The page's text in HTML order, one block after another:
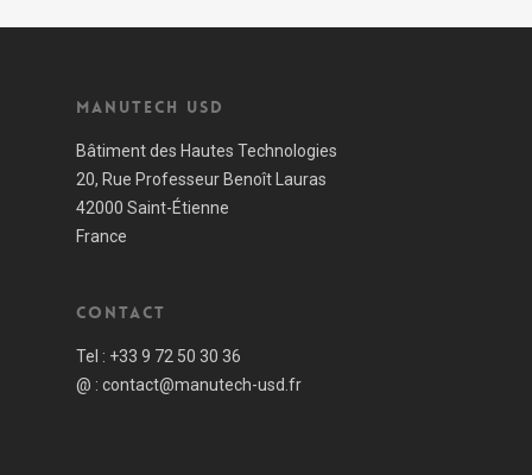
Manutech USD
Bâtiment des Hautes Technologies
20, Rue Professeur Benoît Lauras
42000 Saint-Étienne
France
Contact
Tel : +33 9 72 50 30 36
@ :contact@manutech-usd.fr